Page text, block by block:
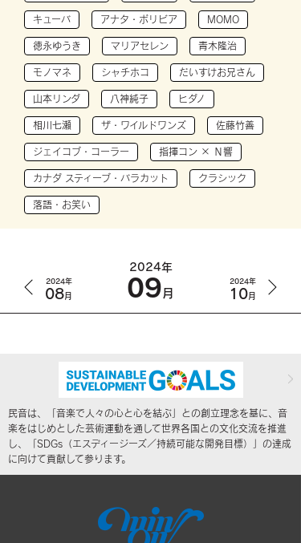
キューバ アナタ・ボリビア MOMO
徳永ゆうき マリアセレン 青木隆治
モノマネ シャチホコ だいすけお兄さん
山本リンダ 八神純子 ヒダノ
相川七瀬 ザ・ワイルドワンズ 佐藤竹善
ジェイコブ・コーラー 指揮コン × Ｎ響
カナダ スティーブ・バラカット クラシック
落語・お笑い
2024年
08月
2024年
09月
2024年
10月
民音は、「音楽で人々の心と心を結ぶ」との創立理念を基に、音
楽をはじめとした芸術運動を通して世界各国との文化交流を推進
し、「SDGs（エスディージーズ／持続可能な開発目標）」の達成
に向けて貢献して参ります。